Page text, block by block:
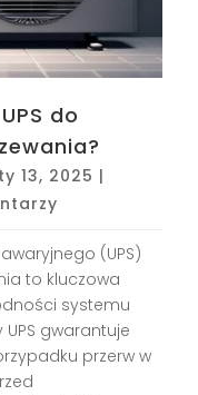
do
13, 2025 |
(UPS)
to kluczowa
systemu
gwarantuje
przerw w